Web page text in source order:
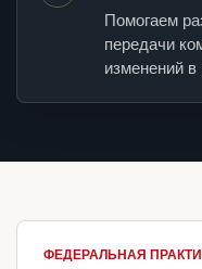
Помогаем
передачи
изменений в
ФЕДЕРАЛЬНАЯ